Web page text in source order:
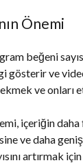
Önemi
beğeni
gösterir ve
ve onları
içeriğin
ve daha
artırmak